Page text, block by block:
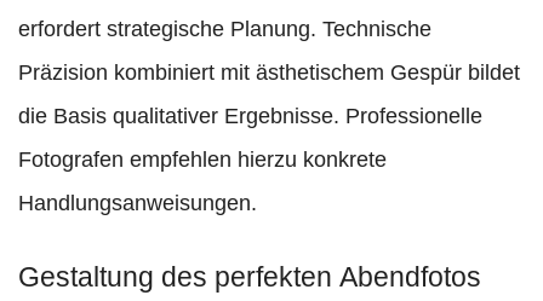
erfordert strategische Planung. Technische
Präzision kombiniert mit ästhetischem Gespür bildet
die Basis qualitativer Ergebnisse. Professionelle
Fotografen empfehlen hierzu konkrete
Handlungsanweisungen.
Gestaltung des perfekten Abendfotos